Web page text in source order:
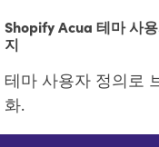
Shopify Acua 테마 사
지
테마 사용자 정의로
화.